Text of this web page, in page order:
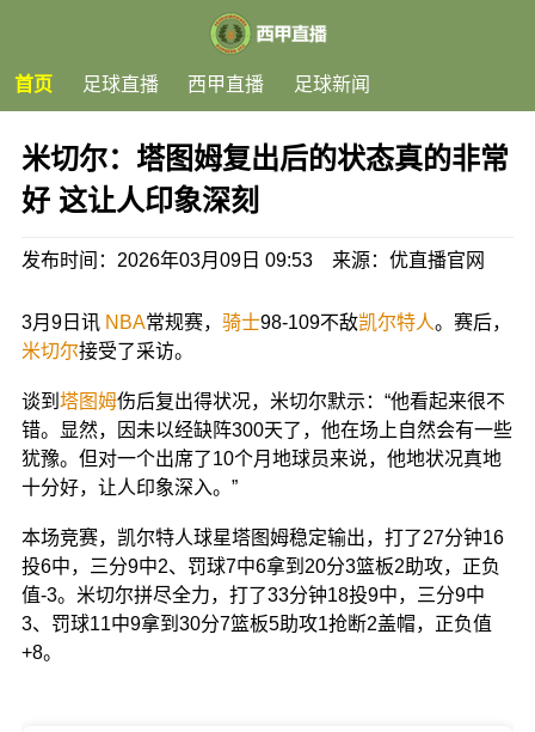
首页 足球直播 西甲直播 足球新闻
米切尔：塔图姆复出后的状态真的非常
好 这让人印象深刻
发布时间：2026年03月09日 09:53 来源：优直播官网
3月9日讯 NBA常规赛， 骑士98-109不敌凯尔特人。赛后，
米切尔接受了采访。
谈到 塔图姆伤后复出得状况，米切尔默示：“他看起来很不
错。显然，因未以经缺阵300天了，他在场上自然会有一些
犹豫。但对一个出席了10个月地球员来说，他地状况真地
十分好，让人印象深入。”
本场竞赛，凯尔特人球星塔图姆稳定输出，打了27分钟16
投6中，三分9中2、罚球7中6拿到20分3篮板2助攻，正负
值-3。米切尔拼尽全力，打了33分钟18投9中，三分9中
3、罚球11中9拿到30分7篮板5助攻1抢断2盖帽，正负值
+8。